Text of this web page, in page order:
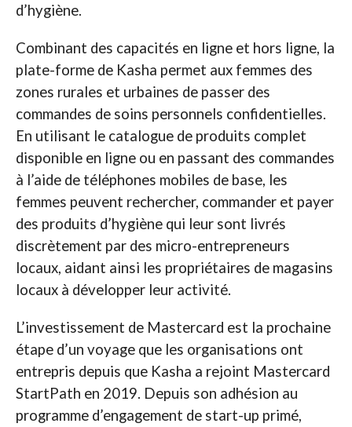
d’hygiène.
Combinant des capacités en ligne et hors ligne, la
plate-forme de Kasha permet aux femmes des
zones rurales et urbaines de passer des
commandes de soins personnels confidentielles.
En utilisant le catalogue de produits complet
disponible en ligne ou en passant des commandes
à l’aide de téléphones mobiles de base, les
femmes peuvent rechercher, commander et payer
des produits d’hygiène qui leur sont livrés
discrètement par des micro-entrepreneurs
locaux, aidant ainsi les propriétaires de magasins
locaux à développer leur activité.
L’investissement de Mastercard est la prochaine
étape d’un voyage que les organisations ont
entrepris depuis que Kasha a rejoint Mastercard
StartPath en 2019. Depuis son adhésion au
programme d’engagement de start-up primé,